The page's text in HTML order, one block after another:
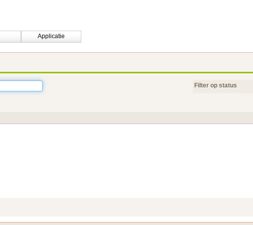
Applicatie
Filter op status